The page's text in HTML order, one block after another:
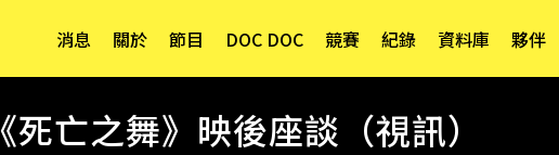
消息 關於 節目 DOC DOC 競賽 紀錄 資料庫 夥伴
《死亡之舞》映後座談（視訊）